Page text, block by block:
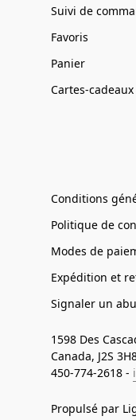
Suivi de
Favoris
Panier
Cartes-cadeaux
Conditions
Politique de
Modes de
Expédition et
Signaler un
1598 Des
Canada, J2S
450-774-2618 -
Propulsé par